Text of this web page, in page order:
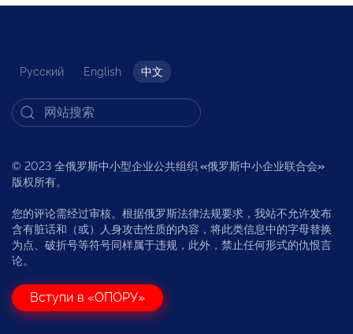
Русский English 中文
© 2023 全俄罗斯中小型企业公共组织 «俄罗斯中小企业联合会»
版权所有。
您的评论需经过审核。根据俄罗斯法律法规要求，我站不允许发布
含有脏话和（或）人身攻击性质的内容，将此类信息中的字母替换
为点、破折号等符号同样属于违规，此外，禁止任何形式的仇恨言
论。
Вступи в «ОПОРУ»